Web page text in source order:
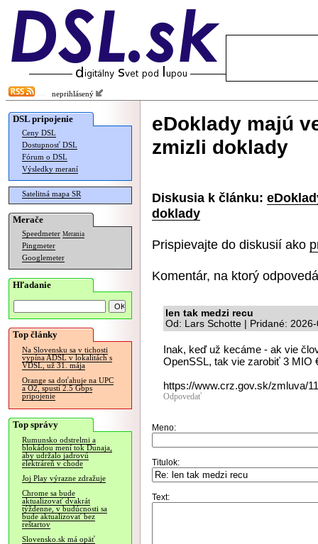
neprihlásený
DSL pripojenie
Ceny DSL
Dostupnosť DSL
Fórum o DSL
Výsledky meraní
Satelitná mapa SR
Merače
Speedmeter Merania
Pingmeter
Googlemeter
Hľadanie
Top články
Na Slovensku sa v tichosti
vypína ADSL v lokalitách s
VDSL, už 31. mája
Orange sa doťahuje na UPC
a O2, spustí 2.5 Gbps
pripojenie
Top správy
Rumunsko odstrelmi a
blokádou mení tok Dunaja,
aby udržalo jadrovú
elektráreň v chode
Joj Play výrazne zdražuje
Chrome sa bude
aktualizovať dvakrát
týždenne, v budúcnosti sa
bude aktualizovať bez
reštartov
Slovensko.sk má opäť
eDoklady majú
zmizli doklady
Diskusia k článku:
doklady
Prispievajte do diskusií ako
Komentár, na ktorý
len tak medzi recu
Od: Lars Schotte | Pridané:
Inak, keď už kecáme - ak vie
OpenSSL, tak vie zarobiť 3 MIO
https://www.crz.gov.sk/zmluva/
Odpovedať
Meno:
Titulok:
Text: